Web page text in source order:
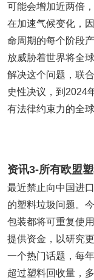
可能会增加近两倍
在加速气候变化，
命周期的每个阶段
放威胁着世界将全
解决这个问题，联
史性决议，到2024
有法律约束力的全
资讯3-所有欧盟
最近禁止向中国进
的塑料垃圾问题。
包装都将可重复使
提供资金，以研究
一个热门话题，每
超过塑料回收量，